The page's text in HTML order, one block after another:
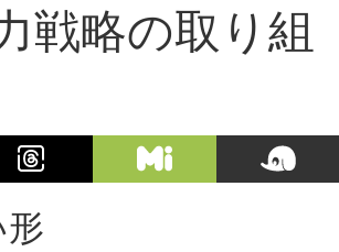
戦略の取り組